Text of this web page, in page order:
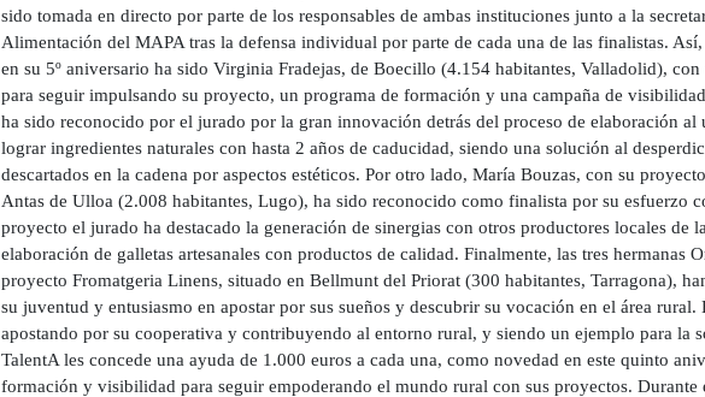
sido tomada en directo por parte de los responsables de ambas instituciones junto a la
Alimentación del MAPA tras la defensa individual por parte de cada una de las finalistas. Así,
en su 5º aniversario ha sido Virginia Fradejas, de Boecillo (4.154 habitantes, Valladolid),
para seguir impulsando su proyecto, un programa de formación y una campaña de
ha sido reconocido por el jurado por la gran innovación detrás del proceso de elaboración al
lograr ingredientes naturales con hasta 2 años de caducidad, siendo una solución al
descartados en la cadena por aspectos estéticos. Por otro lado, María Bouzas, con su
Antas de Ulloa (2.008 habitantes, Lugo), ha sido reconocido como finalista por su esfuerzo
proyecto el jurado ha destacado la generación de sinergias con otros productores locales de
elaboración de galletas artesanales con productos de calidad. Finalmente, las tres hermanas
proyecto Fromatgeria Linens, situado en Bellmunt del Priorat (300 habitantes, Tarragona),
su juventud y entusiasmo en apostar por sus sueños y descubrir su vocación en el área
apostando por su cooperativa y contribuyendo al entorno rural, y siendo un ejemplo para la
TalentA les concede una ayuda de 1.000 euros a cada una, como novedad en este quinto
formación y visibilidad para seguir empoderando el mundo rural con sus proyectos.